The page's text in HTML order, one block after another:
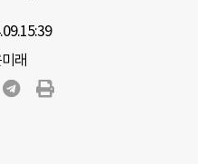
15:39
래